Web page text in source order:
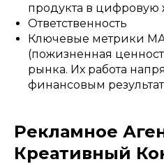
продукта в цифровую
Ответственность
Ключевые метрики МА
(пожизненная
рынка. Их работа
финансовым
Рекламное
Креативный